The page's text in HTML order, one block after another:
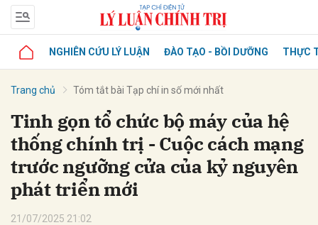
NGHIÊN CỨU LÝ LUẬN ĐÀO TẠO - BỒI DƯỠNG THỰC
Trang chủ Tóm tắt bài Tạp chí in số mới nhất
Tinh gọn tổ chức bộ máy của hệ
thống chính trị - Cuộc cách mạng
trước ngưỡng cửa của kỷ nguyên
phát triển mới
21/07/2025 21:02